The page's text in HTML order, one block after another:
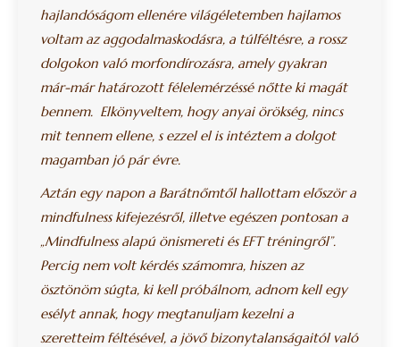
hajlandóságom ellenére világéletemben hajlamos
voltam az aggodalmaskodásra, a túlféltésre, a rossz
dolgokon való morfondírozásra, amely gyakran
már-már határozott félelemérzéssé nőtte ki magát
bennem. Elkönyveltem, hogy anyai örökség, nincs
mit tennem ellene, s ezzel el is intéztem a dolgot
magamban jó pár évre.
Aztán egy napon a Barátnőmtől hallottam először a
mindfulness kifejezésről, illetve egészen pontosan a
„Mindfulness alapú önismereti és EFT tréningről”.
Percig nem volt kérdés számomra, hiszen az
ösztönöm súgta, ki kell próbálnom, adnom kell egy
esélyt annak, hogy megtanuljam kezelni a
szeretteim féltésével, a jövő bizonytalanságaitól való